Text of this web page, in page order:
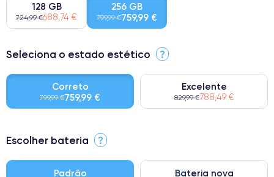
128 GB
724,99 €688,74 €
256 GB
799,99 €759,99 €
Seleciona o estado estético ?
Correto
799,99 €759,99 €
Excelente
829,99 €788,49 €
⭐ Premium
● Bateria: Adequada para uso intensivo.
Escolher bateria ?
Padrão
Bateria nova